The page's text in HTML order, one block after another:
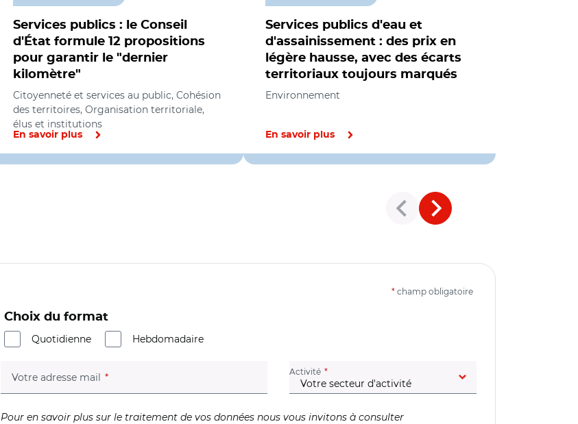
Services publics : le Conseil
d'État formule 12 propositions
pour garantir le "dernier
kilomètre"
Citoyenneté et services au public, Cohésion
des territoires, Organisation territoriale,
élus et institutions
En savoir plus
Services publics d'eau et
d'assainissement : des prix en
légère hausse, avec des écarts
territoriaux toujours marqués
Environnement
En savoir plus
* champ obligatoire
Choix du format
Quotidienne
Hebdomadaire
Votre adresse mail (champ obligatoire) Activité (champ obligatoire)
Pour en savoir plus sur le traitement de vos données nous vous invitons à consulter